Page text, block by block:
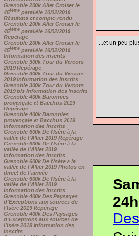
Grenoble 200k Aller Croiser le
45ième parallèle 10/02/2019
Résultats et compte-rendu
Grenoble 200k Aller Croiser le
45ième parallèle 16/02/2019
Repérage
Grenoble 200k Aller Croiser le
45ième parallèle 16/02/2019
Information des inscrits
Grenoble 300k Tour du Vercors
2019 Repérage
Grenoble 300k Tour du Vercors
2019 Information des inscrits
Grenoble 300k Tour du Vercors
2019 bis Information des inscrits
Grenoble 400k Baronnies
provençale et Bacchus 2019
Repérage
Grenoble 400k Baronnies
provençale et Bacchus 2019
Information des inscrits
Grenoble 600k De l'Isère à la
vallée de l'Allier 2019 Repérage
Grenoble 600k De l'Isère à la
vallée de l'Allier 2019
Information des inscrits
Grenoble 600k De l'Isère à la
vallée de l'Allier 2019 Photos en
direct de l'arrivée
Grenoble 600k De l'Isère à la
vallée de l'Allier 2019
Information des inscrits
Grenoble 400k Des Paysages
d'Exceptions aux sources de
l'Isère 2019 Repérage
Grenoble 400k Des Paysages
d'Exceptions aux sources de
l'Isère 2019 Information des
inscrits
...et un peu